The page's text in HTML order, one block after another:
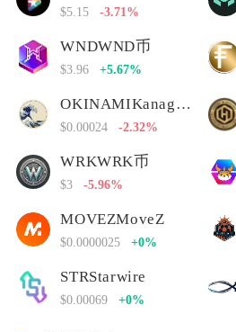
$5.15 -3.71%
WNDWND币
$3.96 +5.67%
OKINAMIKanagawa Nami
$0.00024 -2.32%
WRKWRK币
$3 -5.96%
MOVEZMoveZ
$0.0000025 +0%
STRStarwire
$0.00069 +0%